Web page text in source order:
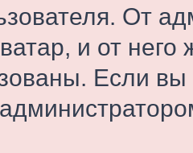
От
и от него
Если